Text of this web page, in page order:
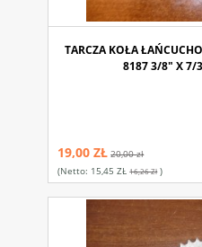
TARCZA KOŁA
8187 3/8" X 7/
19,00 ZŁ 20,00 zł
(netto: 15,45 ZŁ 16,26 Zł)